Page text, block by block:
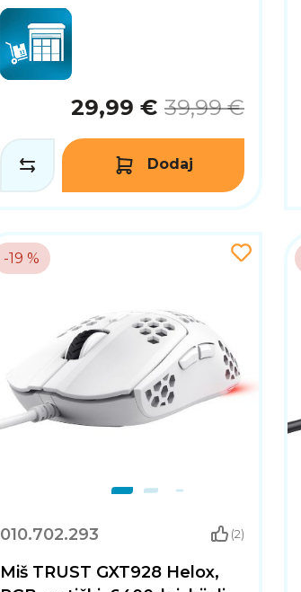
29,99 € 39,99 €
Dodaj
-19 %
010.702.293 (2)
Miš TRUST GXT928 Helox,